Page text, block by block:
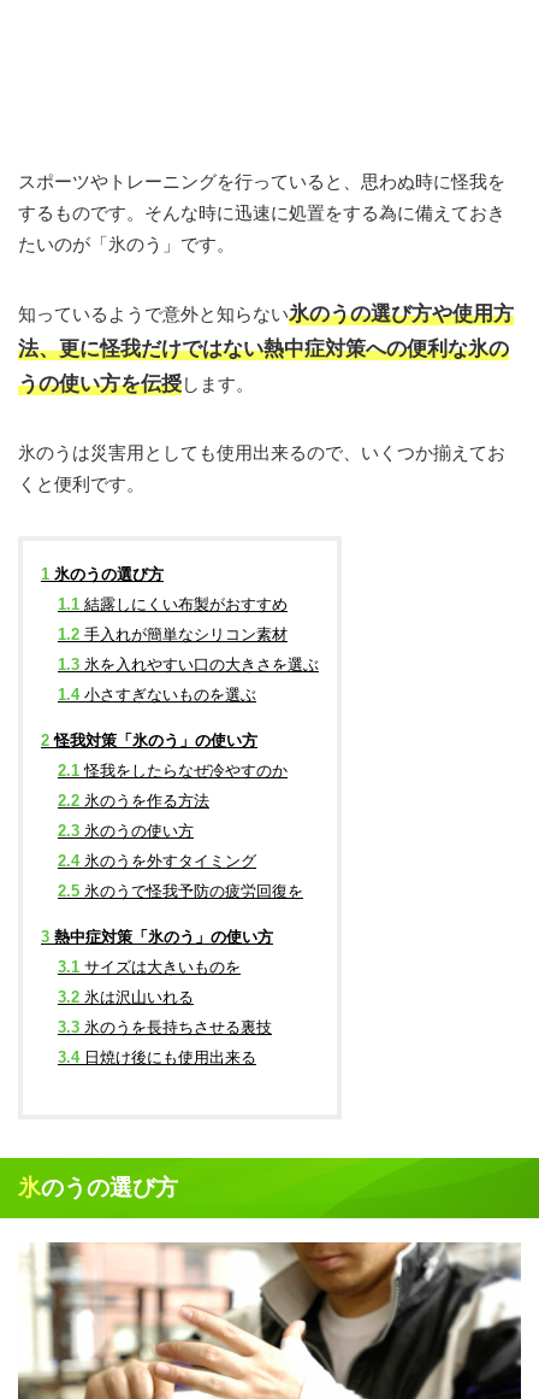
スポーツやトレーニングを行っていると、思わぬ時に怪我を
するものです。そんな時に迅速に処置をする為に備えておき
たいのが「氷のう」です。
知っているようで意外と知らない氷のうの選び方や使用方
法、更に怪我だけではない熱中症対策への便利な氷の
うの使い方を伝授します。
氷のうは災害用としても使用出来るので、いくつか揃えてお
くと便利です。
1 氷のうの選び方
1.1 結露しにくい布製がおすすめ
1.2 手入れが簡単なシリコン素材
1.3 氷を入れやすい口の大きさを選ぶ
1.4小さすぎないものを選ぶ
2 怪我対策「氷のう」の使い方
2.1 怪我をしたらなぜ冷やすのか
2.2 氷のうを作る方法
2.3 氷のうの使い方
2.4氷のうを外すタイミング
2.5 氷のうで怪我予防の疲労回復を
3 熱中症対策「氷のう」の使い方
3.1 サイズは大きいものを
3.2 氷は沢山いれる
3.3 氷のうを長持ちさせる裏技
3.4日焼け後にも使用出来る
氷のうの選び方